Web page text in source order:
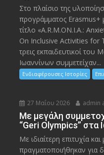
Στο πλαίσιο της
προγράμματος Erasmus+
τίτλο «A.R.M.ON.I.A.:
On Inclusive Activities for
τρεις εκπαιδευτικοί του
Ιωαννίνων συμμετείχαν...
Ενδιαφέρουσες Ιστορίες
27 Μαΐου 2026 admin
Με μεγάλη
“Geri Olympics” στα
Με ιδιαίτερη επιτυχία
πραγματοποιήθηκαν για